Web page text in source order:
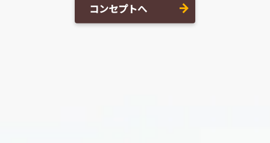
コンセプトへ